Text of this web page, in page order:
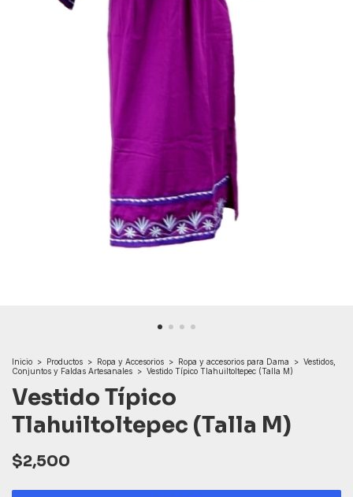
Inicio > Productos > Ropa y Accesorios > Ropa y accesorios para Dama > Vestidos,
Conjuntos y Faldas Artesanales > Vestido Típico Tlahuiltoltepec (Talla M)
Vestido Típico
Tlahuiltoltepec (Talla M)
$2,500